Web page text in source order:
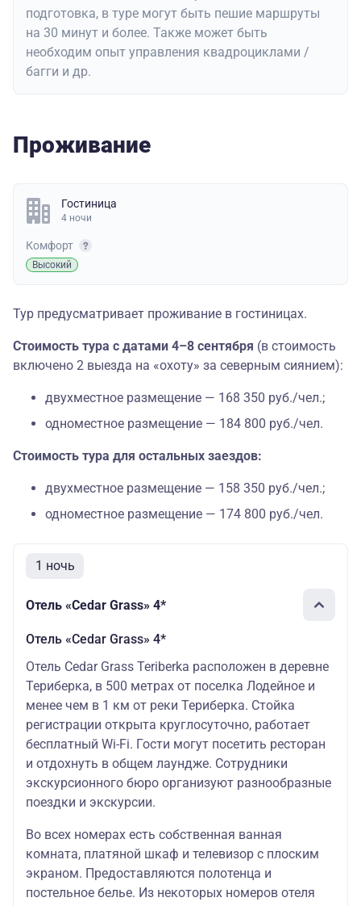
подготовка, в туре могут быть пешие маршруты
на 30 минут и более. Также может быть
необходим опыт управления квадроциклами /
багги и др.
Проживание
Гостиница
4 ночи
Комфорт
Высокий
Тур предусматривает проживание в гостиницах.
Стоимость тура с датами 4–8 сентября (в стоимость
включено 2 выезда на «охоту» за северным сиянием):
двухместное размещение — 168 350 руб./чел.;
одноместное размещение — 184 800 руб./чел.
Стоимость тура для остальных заездов:
двухместное размещение — 158 350 руб./чел.;
одноместное размещение — 174 800 руб./чел.
1 ночь
Отель «Cedar Grass» 4*
Отель «Cedar Grass» 4*
Отель Cedar Grass Teriberka расположен в деревне
Териберка, в 500 метрах от поселка Лодейное и
менее чем в 1 км от реки Териберка. Стойка
регистрации открыта круглосуточно, работает
бесплатный Wi-Fi. Гости могут посетить ресторан
и отдохнуть в общем лаундже. Сотрудники
экскурсионного бюро организуют разнообразные
поездки и экскурсии.
Во всех номерах есть собственная ванная
комната, платяной шкаф и телевизор с плоским
экраном. Предоставляются полотенца и
постельное белье. Из некоторых номеров отеля